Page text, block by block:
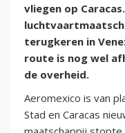
vliegen op
terugkeren in
route is nog wel
de overheid.
Aeromexico is van
Stad en Caracas